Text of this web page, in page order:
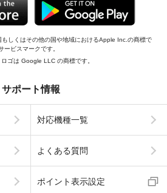
しくはその他の国や地域におけるApple Inc.の商標で
ビスマークです。
ゴは Google LLC の商標です。
サポート情報
対応機種一覧
よくある質問
ポイント表示設定